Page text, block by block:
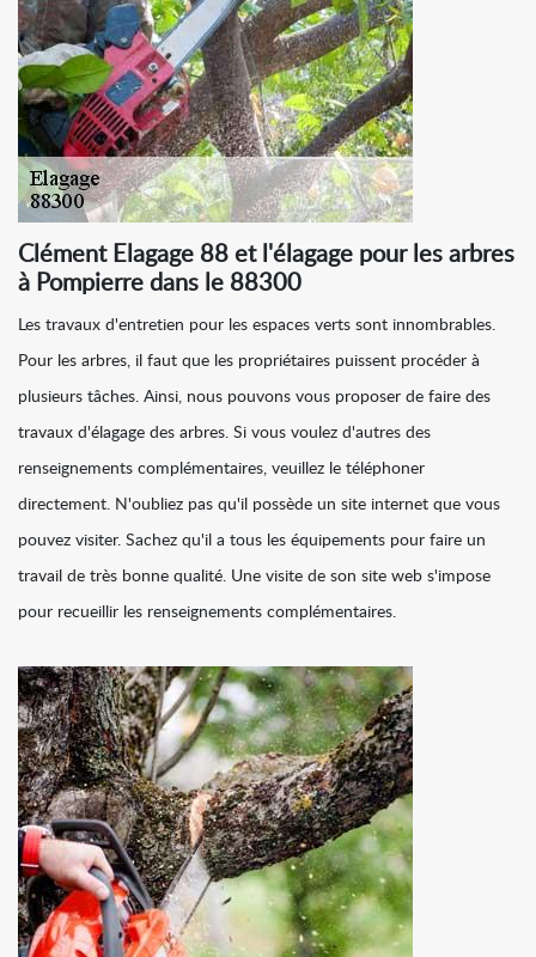
Clément Elagage 88 et l'élagage pour les arbres
à Pompierre dans le 88300
Les travaux d'entretien pour les espaces verts sont innombrables.
Pour les arbres, il faut que les propriétaires puissent procéder à
plusieurs tâches. Ainsi, nous pouvons vous proposer de faire des
travaux d'élagage des arbres. Si vous voulez d'autres des
renseignements complémentaires, veuillez le téléphoner
directement. N'oubliez pas qu'il possède un site internet que vous
pouvez visiter. Sachez qu'il a tous les équipements pour faire un
travail de très bonne qualité. Une visite de son site web s'impose
pour recueillir les renseignements complémentaires.